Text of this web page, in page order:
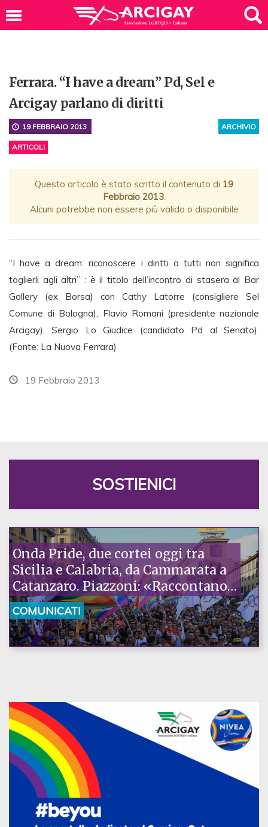
Ferrara. “I have a dream” Pd, Sel e
Arcigay parlano di diritti
ARCHIVIO
19 FEBBRAIO 2013
ARTICOLI
Questo articolo è stato scritto il contenuto di 19
Febbraio 2013.
Alcuni potrebbe non essere più valido o disponibile
“I have a dream: riconoscere i diritti a tutti non significa
toglierli agli altri” : è il titolo dell’incontro di stasera al Bar
Gallery (ex Borsa) con Cathy Latorre (consigliere Sel
Comune di Bologna), Flavio Romani (presidente nazionale
Arcigay), Sergio Lo Giudice (candidato Pd al Senato).
(Fonte: La Nuova Ferrara)
19 Febbraio 2013
SOSTIENICI
Onda Pride, due cortei oggi tra
Sicilia e Calabria, da Cammarata a
Catanzaro. Piazzoni: «Raccontano
la nostra ostinazione»
COMUNICATI